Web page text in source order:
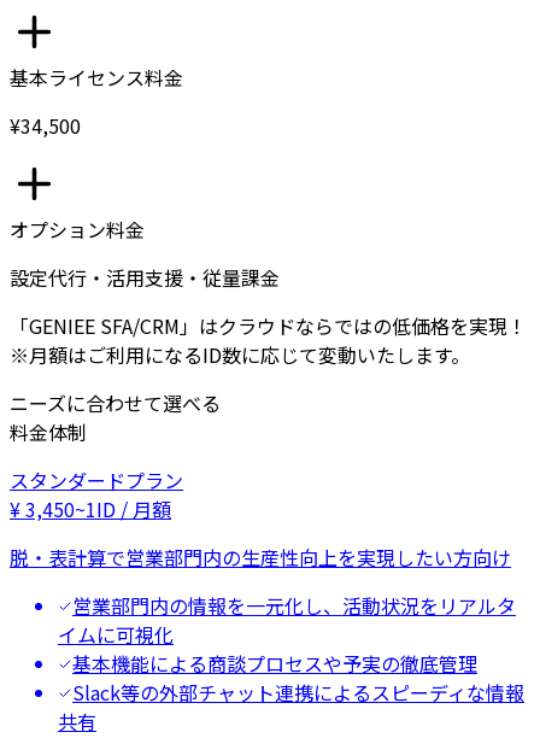
基本ライセンス料金
¥34,500
オプション料金
設定代行・活用支援・従量課金
「GENIEE SFA/CRM」はクラウドならではの低価格を実現！
※月額はご利用になるID数に応じて変動いたします。
ニーズに合わせて選べる
料金体制
スタンダードプラン
¥3,450~1ID / 月額
脱・表計算で営業部門内の生産性向上を実現したい方向け
営業部門内の情報を一元化し、活動状況をリアルタ
イムに可視化
基本機能による商談プロセスや予実の徹底管理
Slack等の外部チャット連携によるスピーディな情報
共有